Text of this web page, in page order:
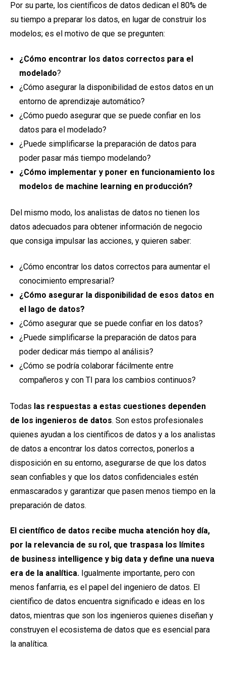
Por su parte, los científicos de datos dedican el 80% de
su tiempo a preparar los datos, en lugar de construir los
modelos; es el motivo de que se pregunten:
¿Cómo encontrar los datos correctos para el
modelado?
¿Cómo asegurar la disponibilidad de estos datos en un
entorno de aprendizaje automático?
¿Cómo puedo asegurar que se puede confiar en los
datos para el modelado?
¿Puede simplificarse la preparación de datos para
poder pasar más tiempo modelando?
¿Cómo implementar y poner en funcionamiento los
modelos de machine learning en producción?
Del mismo modo, los analistas de datos no tienen los
datos adecuados para obtener información de negocio
que consiga impulsar las acciones, y quieren saber:
¿Cómo encontrar los datos correctos para aumentar el
conocimiento empresarial?
¿Cómo asegurar la disponibilidad de esos datos en
el lago de datos?
¿Cómo asegurar que se puede confiar en los datos?
¿Puede simplificarse la preparación de datos para
poder dedicar más tiempo al análisis?
¿Cómo se podría colaborar fácilmente entre
compañeros y con TI para los cambios continuos?
Todas las respuestas a estas cuestiones dependen
de los ingenieros de datos. Son estos profesionales
quienes ayudan a los científicos de datos y a los analistas
de datos a encontrar los datos correctos, ponerlos a
disposición en su entorno, asegurarse de que los datos
sean confiables y que los datos confidenciales estén
enmascarados y garantizar que pasen menos tiempo en la
preparación de datos.
El científico de datos recibe mucha atención hoy día,
por la relevancia de su rol, que traspasa los límites
de business intelligence y big data y define una nueva
era de la analítica. Igualmente importante, pero con
menos fanfarria, es el papel del ingeniero de datos. El
científico de datos encuentra significado e ideas en los
datos, mientras que son los ingenieros quienes diseñan y
construyen el ecosistema de datos que es esencial para
la analítica.